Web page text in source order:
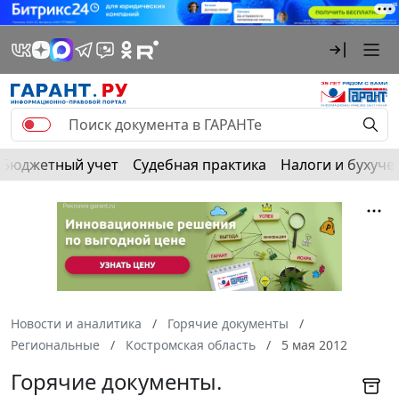
Бюджетный учет Судебная практика Налоги и
Новости и аналитика
Горячие документы
Региональные
Костромская область 5 мая 2012
Горячие документы.